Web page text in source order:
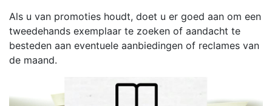
Als u van promoties houdt, doet u er goed aan om een
tweedehands exemplaar te zoeken of aandacht te
besteden aan eventuele aanbiedingen of reclames van
de maand.